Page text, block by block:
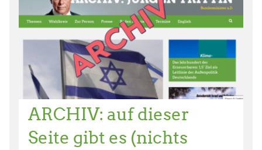
ARCHIV: auf dieser
Seite gibt es (nichts